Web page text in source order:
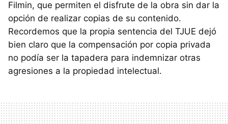
Filmin, que permiten el disfrute de la obra sin dar la
opción de realizar copias de su contenido.
Recordemos que la propia sentencia del TJUE dejó
bien claro que la compensación por copia privada
no podía ser la tapadera para indemnizar otras
agresiones a la propiedad intelectual.